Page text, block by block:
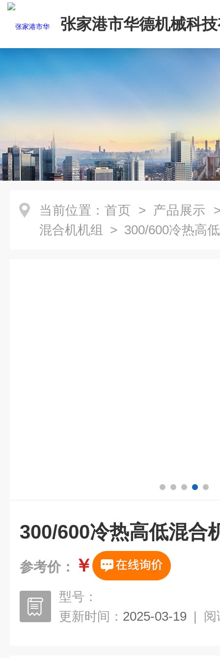
张家港市华德机械科
司
当前位置： 首页 > 产品展示
混合机机组
> 300/600冷热高
300/600冷热高低混合
参考价： ￥
型号：
更新时间： 2025-03-19 | 阅